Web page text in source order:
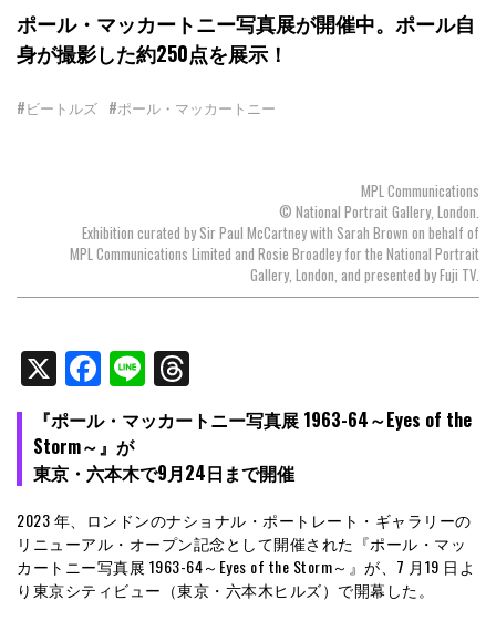
ポール・マッカートニー写真展が開催中。ポール自
身が撮影した約250点を展示！
#ビートルズ #ポール・マッカートニー
MPL Communications
© National Portrait Gallery, London.
Exhibition curated by Sir Paul McCartney with Sarah Brown on behalf of
MPL Communications Limited and Rosie Broadley for the National Portrait
Gallery, London, and presented by Fuji TV.
X Facebook
Line
『ポール・マッカートニー写真展 1963-64～Eyes of the
Storm～』が
東京・六本木で9月24日まで開催
2023 年、ロンドンのナショナル・ポートレート・ギャラリーの
リニューアル・オープン記念として開催された『ポール・マッ
カートニー写真展 1963-64～Eyes of the Storm～』が、7 月19 日よ
り東京シティビュー（東京・六本木ヒルズ）で開幕した。